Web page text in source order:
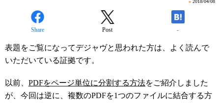
» 2018/04/08
Share Post -
表題をご覧になってデジャヴと思われた方は、よく読んで
いただいている証拠です。
以前、 PDFをページ単位に分割する方法をご紹介しました
が、今回は逆に、複数のPDFを1つのファイルに結合する方